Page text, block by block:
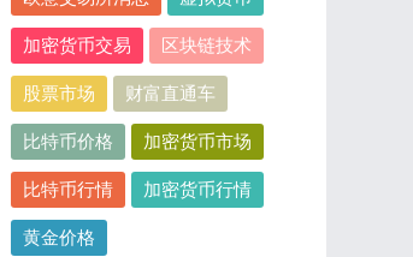
加密货币交易 区块链技术
股票市场 财富直通车
比特币价格 加密货币市场
比特币行情 加密货币行情
黄金价格